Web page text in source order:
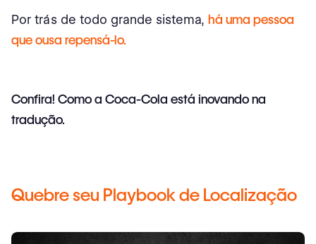
Por trás de todo grande sistema, há uma pessoa
que ousa repensá-lo.
Confira! Como a Coca-Cola está inovando na
tradução.
Quebre seu Playbook de Localização